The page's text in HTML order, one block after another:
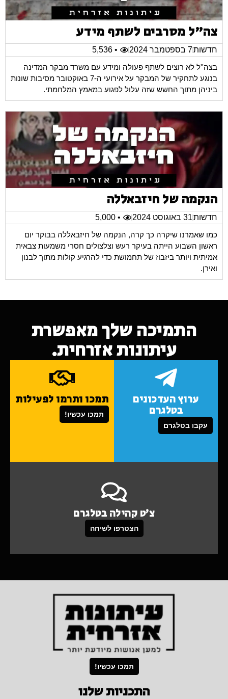
צה"ל מסרבים לשתף מידע
חדשות7 בספטמבר 2024
• 5,536
בצה''ל לא רוצים לשתף פעולה ומידע עם משרד מבקר המדינה
בנוגע לתחקיר של המבקר על אירועי ה-7 באוקטובר מסיבות שונות
ביניהן מתוך החשש שזה עלול לפגוע במאמץ המלחמתי.
הנקמה של חיזבאללה
חדשות31 באוגוסט 2024
• 5,000
כמו שאמרנו שיקרה כך קרה, הנקמה של חיזבאללה בבוקר יום
ראשון השבוע הייתה בעיקר רעש וצלצולים חסרי משמעות צבאית
אמיתית ויותר ביזבוז של תחמושת כדי להרגיע קולות מתוך לבנון
ואירן.
התמיכה שלך מאפשרת
עיתונות אזרחית.
ערוץ העדכונים
בטלגרם
עקבו בטלגרם
תמכו ותרמו לפעילות
תמכו עכשיו!
צ'ט קהילה בטלגרם
הצטרפו לשיחה
תמכו עכשיו!
התכניות שלנו